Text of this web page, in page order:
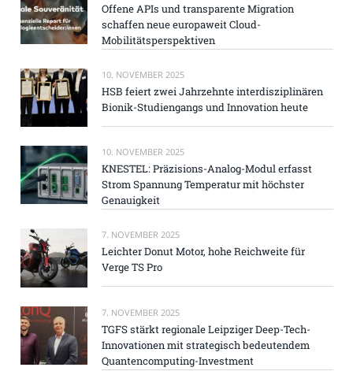
Offene APIs und transparente Migration
schaffen neue europaweit Cloud-
Mobilitätsperspektiven
10. NOVEMBER 2025
HSB feiert zwei Jahrzehnte interdisziplinären
Bionik-Studiengangs und Innovation heute
10. NOVEMBER 2025
KNESTEL: Präzisions-Analog-Modul erfasst
Strom Spannung Temperatur mit höchster
Genauigkeit
7. NOVEMBER 2025
Leichter Donut Motor, hohe Reichweite für
Verge TS Pro
7. NOVEMBER 2025
TGFS stärkt regionale Leipziger Deep-Tech-
Innovationen mit strategisch bedeutendem
Quantencomputing-Investment